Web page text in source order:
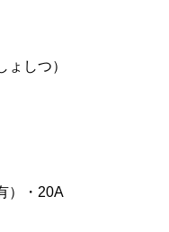
しつ）
）・20A